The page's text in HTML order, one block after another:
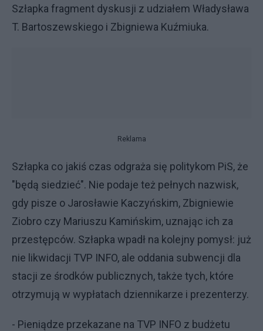
Szłapka fragment dyskusji z udziałem Władysława
T. Bartoszewskiego i Zbigniewa Kuźmiuka.
Reklama
Szłapka co jakiś czas odgraża się politykom PiS, że
"będą siedzieć". Nie podaje też pełnych nazwisk,
gdy pisze o Jarosławie Kaczyńskim, Zbigniewie
Ziobro czy Mariuszu Kamińskim, uznając ich za
przestępców. Szłapka wpadł na kolejny pomysł: już
nie likwidacji TVP INFO, ale oddania subwencji dla
stacji ze środków publicznych, także tych, które
otrzymują w wypłatach dziennikarze i prezenterzy.
- Pieniądze przekazane na TVP INFO z budżetu